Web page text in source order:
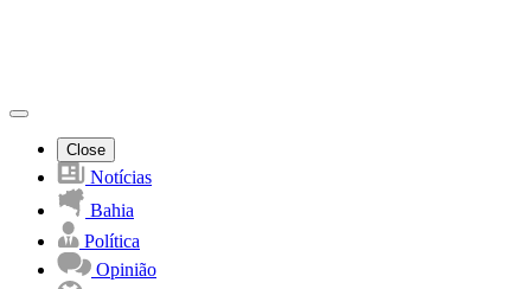
Close
Notícias
Bahia
Política
Opinião